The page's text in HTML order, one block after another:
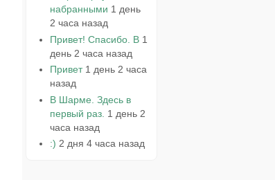
набранными 1 день
2 часа назад
Привет! Спасибо. В 1
день 2 часа назад
Привет 1 день 2 часа
назад
В Шарме. Здесь в
первый раз. 1 день 2
часа назад
:) 2 дня 4 часа назад